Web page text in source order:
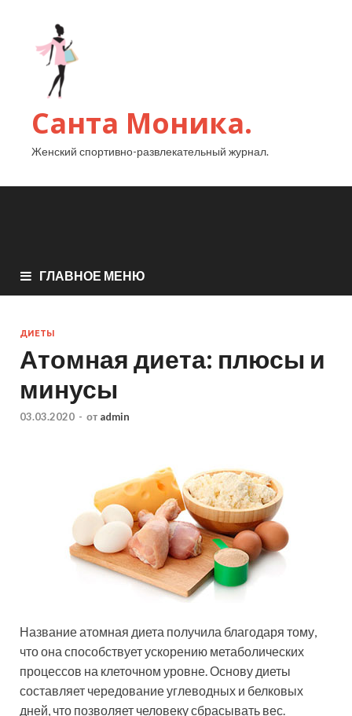
Санта Моника.
Женский спортивно-развлекательный журнал.
ГЛАВНОЕ МЕНЮ
ДИЕТЫ
Атомная диета: плюсы и
минусы
03.03.2020 - от admin
Название атомная диета получила благодаря тому,
что она способствует ускорению метаболических
процессов на клеточном уровне. Основу диеты
составляет чередование углеводных и белковых
дней, что позволяет человеку сбрасывать вес.